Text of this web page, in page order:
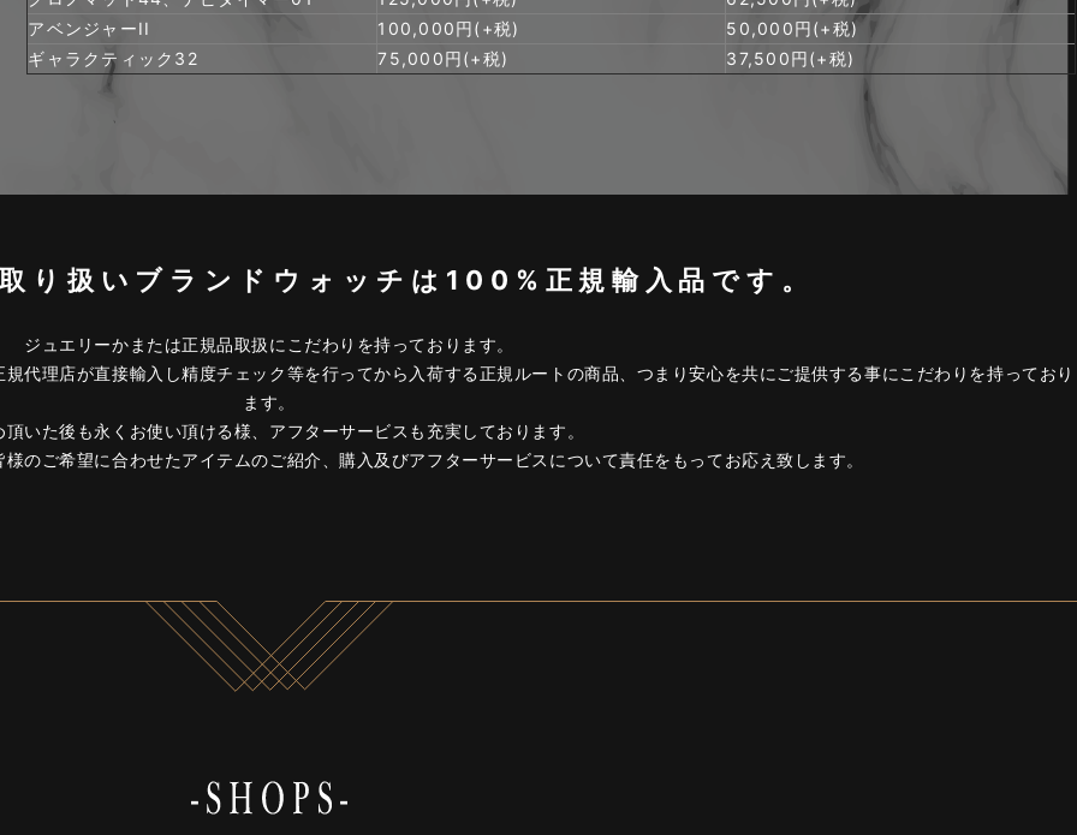
アベンジャーII
100,000円(+税)
50,000円(+税)
ギャラクティック32
75,000円(+税) 37,500円(+税)
り扱いブランドウォッチは100%正規輸入品です。
ジュエリーかまたは正規品取扱にこだわりを持っております。
代理店が直接輸入し精度チェック等を行ってから入荷する正規ルートの商品、つまり安心を共にご提供する事にこだわりを持っており
ます。
頂いた後も永くお使い頂ける様、アフターサービスも充実しております。
のご希望に合わせたアイテムのご紹介、購入及びアフターサービスについて責任をもってお応え致します。